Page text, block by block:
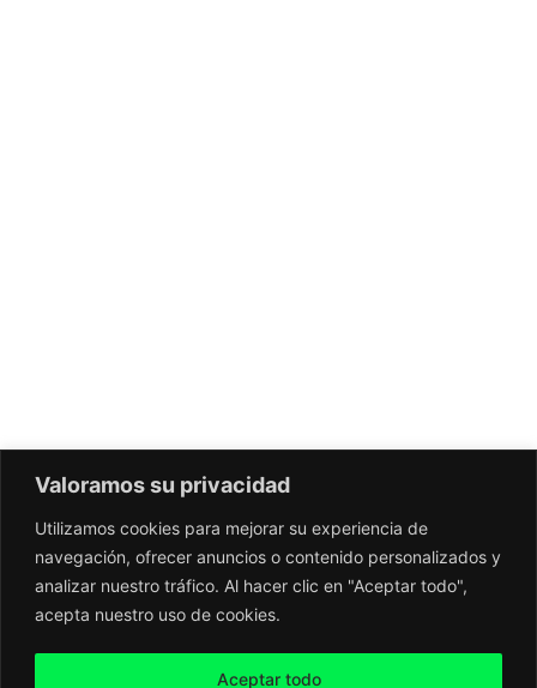
Valoramos su privacidad
Utilizamos cookies para mejorar su experiencia de
navegación, ofrecer anuncios o contenido personalizados y
analizar nuestro tráfico. Al hacer clic en "Aceptar todo",
acepta nuestro uso de cookies.
Aceptar todo